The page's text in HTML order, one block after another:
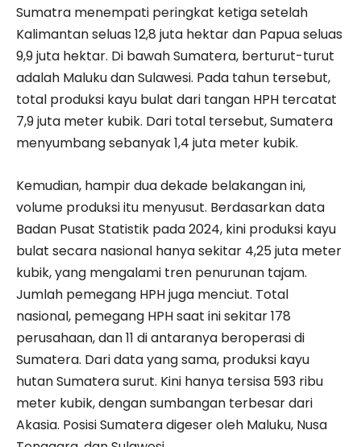
Sumatra menempati peringkat ketiga setelah
Kalimantan seluas 12,8 juta hektar dan Papua seluas
9,9 juta hektar. Di bawah Sumatera, berturut-turut
adalah Maluku dan Sulawesi. Pada tahun tersebut,
total produksi kayu bulat dari tangan HPH tercatat
7,9 juta meter kubik. Dari total tersebut, Sumatera
menyumbang sebanyak 1,4 juta meter kubik.
​Kemudian, hampir dua dekade belakangan ini,
volume produksi itu menyusut. Berdasarkan data
Badan Pusat Statistik pada 2024, kini produksi kayu
bulat secara nasional hanya sekitar 4,25 juta meter
kubik, yang mengalami tren penurunan tajam.
Jumlah pemegang HPH juga menciut. Total
nasional, pemegang HPH saat ini sekitar 178
perusahaan, dan 11 di antaranya beroperasi di
Sumatera. Dari data yang sama, produksi kayu
hutan Sumatera surut. Kini hanya tersisa 593 ribu
meter kubik, dengan sumbangan terbesar dari
Akasia. Posisi Sumatera digeser oleh Maluku, Nusa